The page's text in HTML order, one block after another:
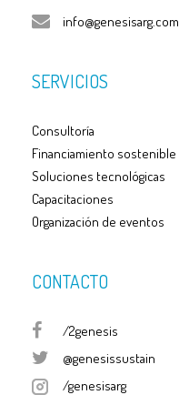
info@genesisarg.com
SERVICIOS
Consultoría
Financiamiento sostenible
Soluciones tecnológicas
Capacitaciones
Organización de eventos
CONTACTO
/2genesis
@genesissustain
/genesisarg